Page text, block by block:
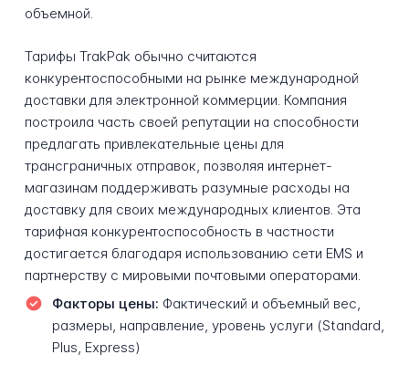
объемной.
Тарифы TrakPak обычно считаются
конкурентоспособными на рынке международной
доставки для электронной коммерции. Компания
построила часть своей репутации на способности
предлагать привлекательные цены для
трансграничных отправок, позволяя интернет-
магазинам поддерживать разумные расходы на
доставку для своих международных клиентов. Эта
тарифная конкурентоспособность в частности
достигается благодаря использованию сети EMS и
партнерству с мировыми почтовыми операторами.
Факторы цены: Фактический и объемный вес,
размеры, направление, уровень услуги (Standard,
Plus, Express)